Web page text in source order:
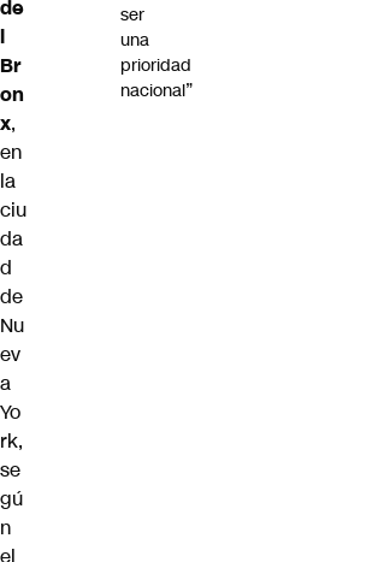
de
l
Br
on
x,
en
la
ciu
da
d
de
Nu
ev
a
Yo
rk,
se
gú
n
el
ser
una
prioridad
nacional”